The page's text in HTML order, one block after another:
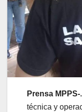
Prensa MPPS-.
técnica y